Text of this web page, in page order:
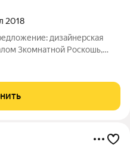
2018
дизайнерская
3комнатной Роскошь,
ЖК «Новые